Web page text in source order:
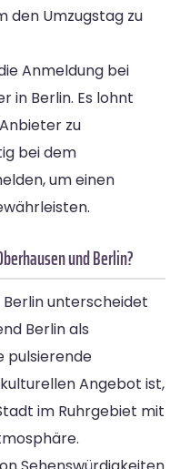
den Umzugstag zu
Anmeldung bei
in Berlin. Es lohnt
zu
bei dem
um einen
und Berlin?
Berlin unterscheidet
Berlin als
pulsierende
Angebot ist,
im Ruhrgebiet mit